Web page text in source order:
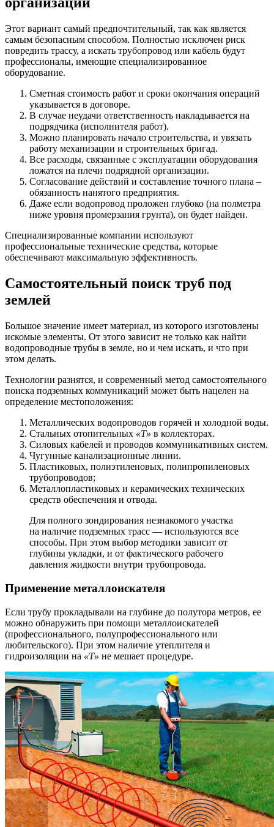
Этот вариант самый предпочтительный, так как является
самым безопасным способом. Полностью исключен риск
повредить трассу, а искать трубопровод или кабель будут
профессионалы, имеющие специализированное
оборудование.
Сметная стоимость работ и сроки окончания операций
указывается в договоре.
В случае неудачи ответственность накладывается на
подрядчика (исполнителя работ).
Можно планировать начало строительства, и увязать
работу механизации и строительных бригад.
Все расходы, связанные с эксплуатации оборудования
ложатся на плечи подрядной организации.
Согласование действий и составление точного плана –
обязанность нанятого предприятия.
Даже если водопровод проложен глубоко (на полметра
ниже уровня промерзания грунта), он будет найден.
Специализированные компании используют
профессиональные технические средства, которые
обеспечивают максимальную эффективность.
Самостоятельный поиск труб под
землей
Большое значение имеет материал, из которого изготовлены
искомые элементы. От этого зависит не только как найти
водопроводные трубы в земле, но и чем искать, и что при
этом делать.
Технологии разнятся, и современный метод самостоятельного
поиска подземных коммуникаций может быть нацелен на
определение местоположения:
Металлических водопроводов горячей и холодной воды.
Стальных отопительных «Т» в коллекторах.
Силовых кабелей и проводов коммуникативных систем.
Чугунные канализационные линии.
Пластиковых, полиэтиленовых, полипропиленовых
трубопроводов;
Металлопластиковых и керамических технических
средств обеспечения и отвода.
Для полного зондирования незнакомого участка
на наличие подземных трасс — используются все
способы. При этом выбор методики зависит от
глубины укладки, и от фактического рабочего
давления жидкости внутри трубопровода.
Применение металлоискателя
Если трубу прокладывали на глубине до полутора метров, ее
можно обнаружить при помощи металлоискателей
(профессионального, полупрофессионального или
любительского). При этом наличие утеплителя и
гидроизоляции на «Т» не мешает процедуре.